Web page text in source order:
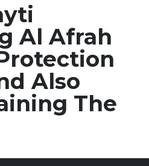
Al Afrah
Also
The